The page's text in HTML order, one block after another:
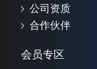
公司资质
合作伙伴
会员专区